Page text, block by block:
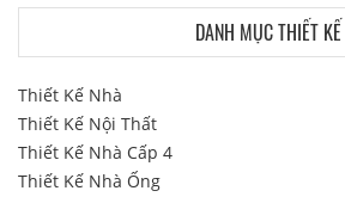
DANH MỤC THIẾT KẾ
Thiết Kế Nhà
Thiết Kế Nội Thất
Thiết Kế Nhà Cấp 4
Thiết Kế Nhà Ống